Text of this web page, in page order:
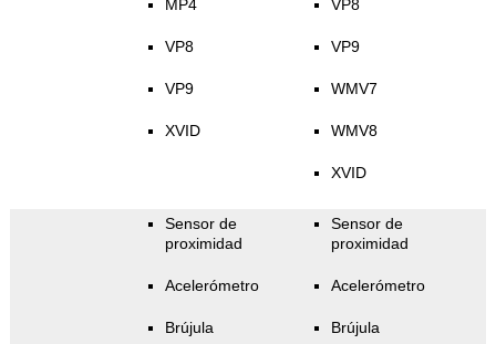
MP4
VP8
VP9
XVID
VP8
VP9
WMV7
WMV8
XVID
Sensor de
proximidad
Acelerómetro
Brújula
Sensor de
proximidad
Acelerómetro
Brújula